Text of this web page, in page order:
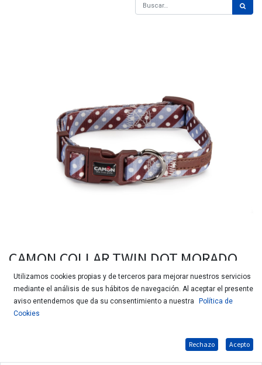
CAMON COLLAR TWIN DOT MORADO
20X360 DC118/C.04
Utilizamos cookies propias y de terceros para mejorar nuestros servicios
mediante el análisis de sus hábitos de navegación. Al aceptar el presente
aviso entendemos que da su consentimiento a nuestra
Política de
Cookies
Rechazo Acepto